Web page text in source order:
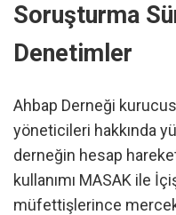
Soruşturma
Denetimler
Ahbap Derneği
yöneticileri hakkında
derneğin hesap
kullanımı MASAK ile
müfettişlerince mercek